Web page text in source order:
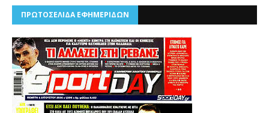
ΠΡΩΤΟΣΕΛΙΔΑ ΕΦΗΜΕΡΙΔΩΝ